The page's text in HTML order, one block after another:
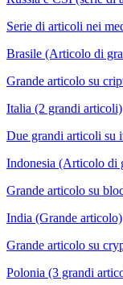
Serie di articoli nei
Brasile (Articolo di
Grande articolo su
Italia (2 grandi articoli)
Due grandi articoli su
Indonesia (Articolo di
Grande articolo su
India (Grande articolo)
Grande articolo su
Polonia (3 grandi